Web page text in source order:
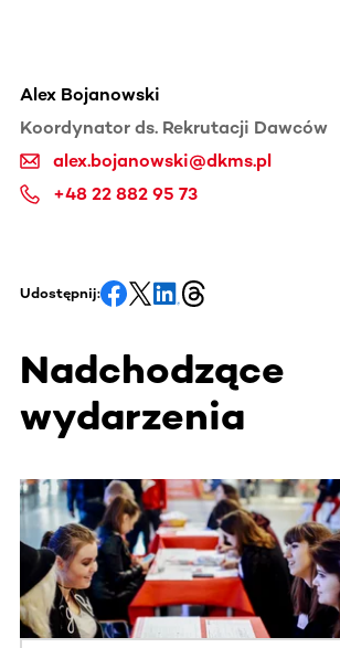
Alex Bojanowski
Koordynator ds. Rekrutacji Dawców
alex.bojanowski@dkms.pl
+48 22 882 95 73
Udostępnij:
Nadchodzące
wydarzenia
Ta sekcja zawiera treści przewijane